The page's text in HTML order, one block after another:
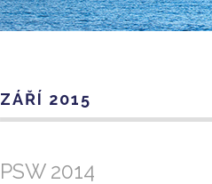
ZÁŘÍ 2015
PSW 2014